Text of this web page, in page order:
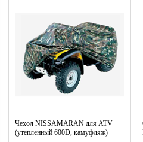
Чехол NISSAMARAN для ATV
(утепленный 600D, камуфляж)